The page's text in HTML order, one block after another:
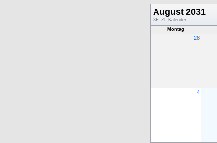
August 2031
SE_ZL Kalender
Montag
28
4